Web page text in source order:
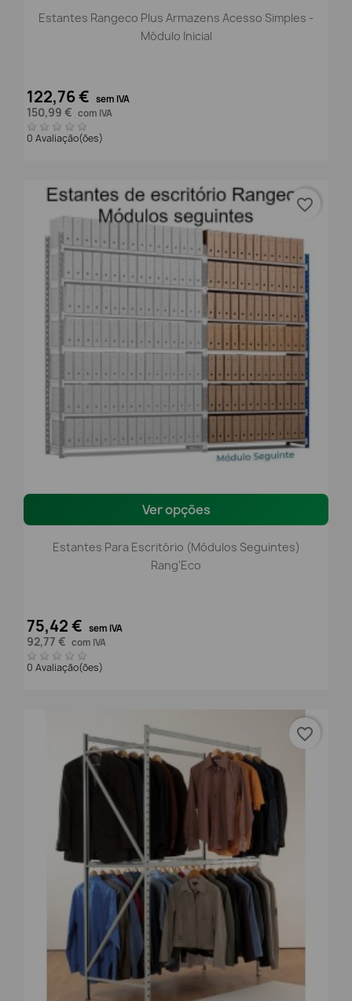
Estantes Rangeco Plus Armazens Acesso Simples -
Módulo Inicial
122,76 € sem IVA
150,99 € com IVA
0 Avaliação(ões)
Ver opções
Estantes Para Escritório (módulos Seguintes)
Rang'Eco
75,42 € sem IVA
92,77 € com IVA
0 Avaliação(ões)
favorite_border
favorite_border